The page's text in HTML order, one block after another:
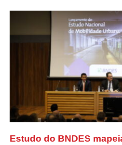
Estudo do BNDES